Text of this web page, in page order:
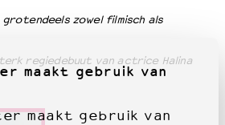
maakt gebruik van
maakt gebruik van
zowel filmisch als
regiedebuut van actrice Halina